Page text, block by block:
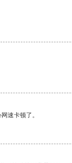
速卡顿了。